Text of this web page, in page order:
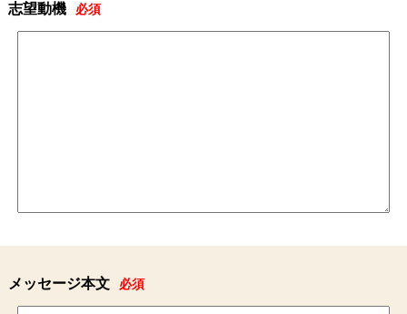
志望動機 必須
メッセージ本文 必須